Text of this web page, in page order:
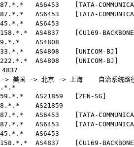
AS6453    [TATA-
AS6453    [TATA-
AS6453                      美
AS4837    [CU169-
AS4808                      中
AS4808    [UNICOM-BJ]
AS4808    [UNICOM-BJ]
4837
-> 美国 -> 北京 -> 上海    自治系统
AS21859   [ZEN-SG]
AS21859
AS6453    [TATA-
AS6453    [TATA-
AS6453                      美
AS4837    [CU169-